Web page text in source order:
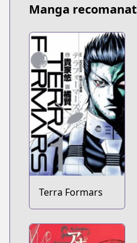
Manga recomanat
Terra Formars